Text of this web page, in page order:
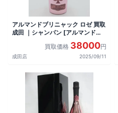
アルマンドブリニャック ロゼ 買取
成田 ｜シャンパン [アルマンドブ
リニャック ロゼ]をお酒
買取価格 38000円
成田店 2025/09/11